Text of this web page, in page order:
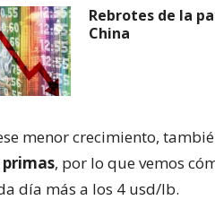
Rebrotes de la
China
menor crecimiento,
, por lo que vemos
día más a los 4 usd/lb.